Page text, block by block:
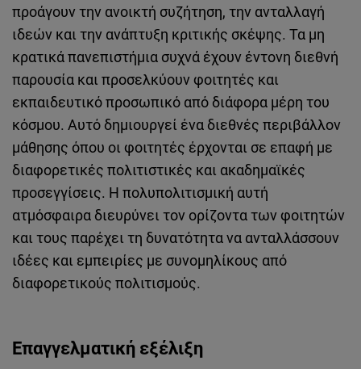
προάγουν την ανοικτή συζήτηση, την ανταλλαγή
ιδεών και την ανάπτυξη κριτικής σκέψης. Τα μη
κρατικά πανεπιστήμια συχνά έχουν έντονη διεθνή
παρουσία και προσελκύουν φοιτητές και
εκπαιδευτικό προσωπικό από διάφορα μέρη του
κόσμου. Αυτό δημιουργεί ένα διεθνές περιβάλλον
μάθησης όπου οι φοιτητές έρχονται σε επαφή με
διαφορετικές πολιτιστικές και ακαδημαϊκές
προσεγγίσεις. Η πολυπολιτισμική αυτή
ατμόσφαιρα διευρύνει τον ορίζοντα των φοιτητών
και τους παρέχει τη δυνατότητα να ανταλλάσσουν
ιδέες και εμπειρίες με συνομηλίκους από
διαφορετικούς πολιτισμούς.
Επαγγελματική εξέλιξη